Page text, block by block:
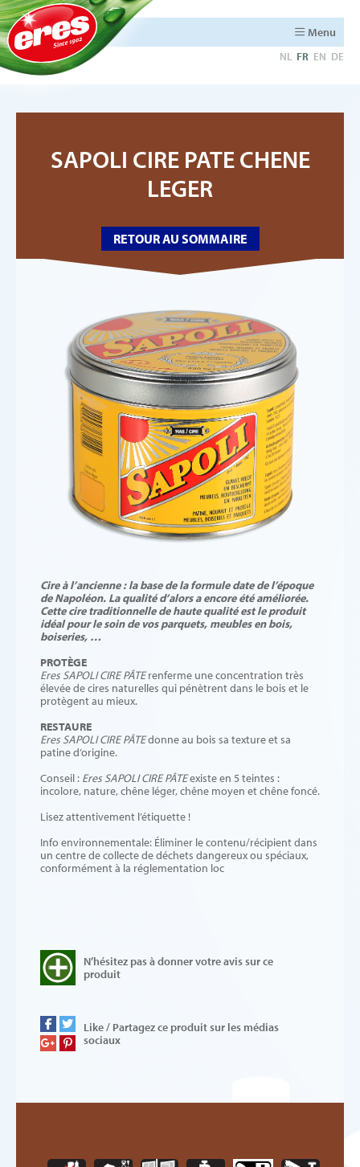
Menu
NL FR EN DE
SAPOLI CIRE PATE CHENE
LEGER
RETOUR AU SOMMAIRE
Cire à l’ancienne : la base de la formule date de l’époque
de Napoléon. La qualité d’alors a encore été améliorée.
Cette cire traditionnelle de haute qualité est le produit
idéal pour le soin de vos parquets, meubles en bois,
boiseries, …
PROTÈGE
Eres SAPOLI CIRE PÂTErenferme une concentration très
élevée de cires naturelles qui pénètrent dans le bois et le
protègent au mieux.
RESTAURE
Eres SAPOLI CIRE PÂTEdonne au bois sa texture et sa
patine d’origine.
Conseil : Eres SAPOLI CIRE PÂTEexiste en 5 teintes :
incolore, nature, chêne léger, chêne moyen et chêne foncé.
Lisez attentivement l’étiquette !
Info environnementale: Éliminer le contenu/récipient dans
un centre de collecte de déchets dangereux ou spéciaux,
conformément à la réglementation loc
N’hésitez pas à donner votre avis sur ce
produit
Like / Partagez ce produit sur les médias
sociaux